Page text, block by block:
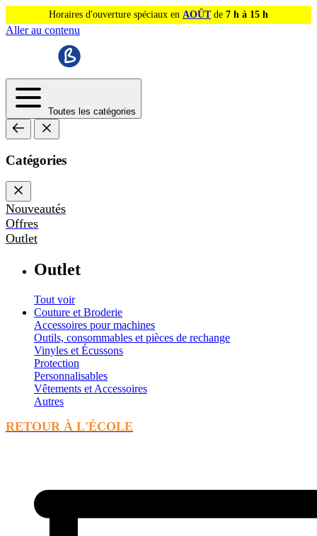
Horaires d'ouverture spéciaux en AOÛTde 7 h à 15 h
Aller au contenu
Toutes les catégories
Catégories
Nouveautés
Offres
Outlet
Outlet
Tout voir
Couture et Broderie
Accessoires pour machines
Outils, consommables et pièces de rechange
Vinyles et Écussons
Protection
Personnalisables
Vêtements et Accessoires
Autres
RETOUR À L'ÉCOLE